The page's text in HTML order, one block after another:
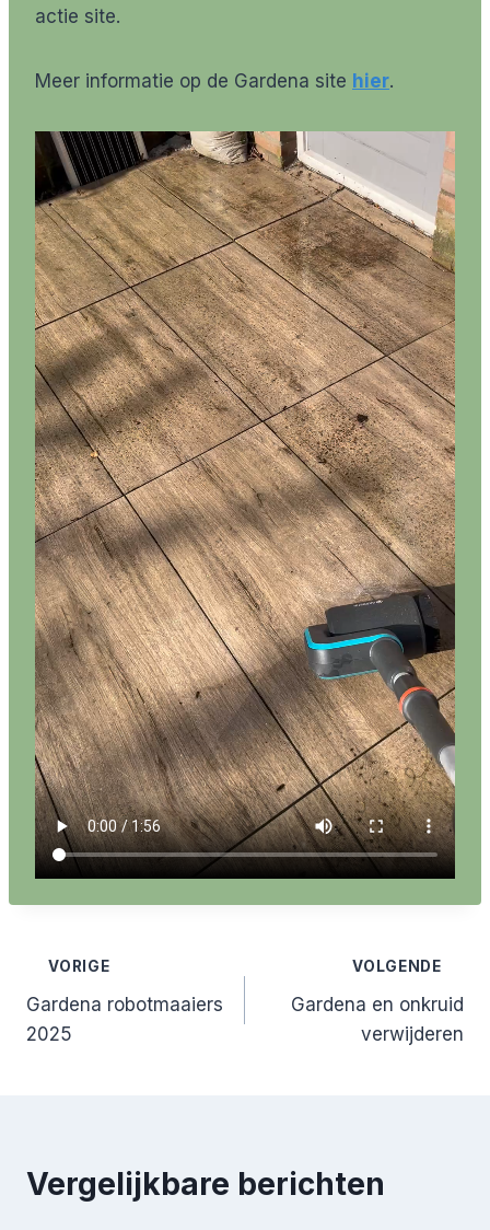
actie site.
Meer informatie op de Gardena site hier.
Bericht
navigatie
VORIGE
Gardena robotmaaiers
2025
VOLGENDE
Gardena en onkruid
verwijderen
Vergelijkbare berichten